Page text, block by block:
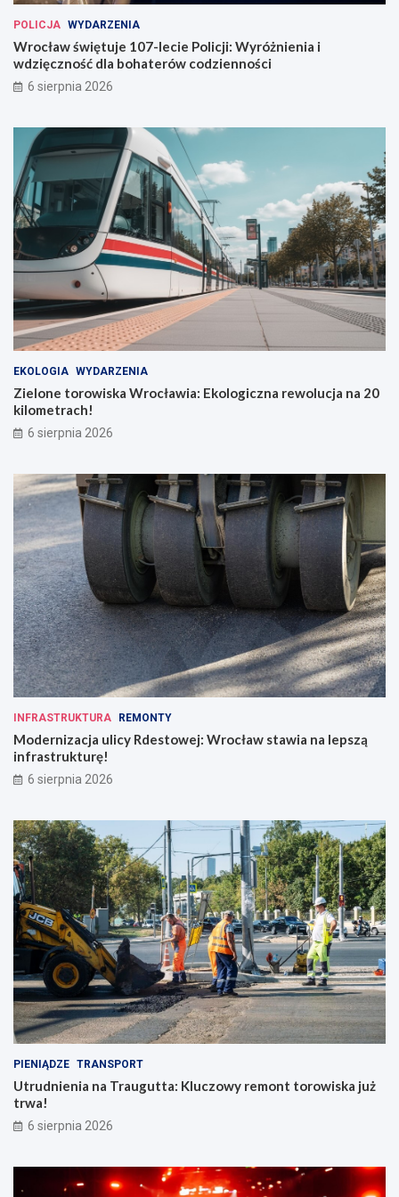
w
i
u
POLICJA WYDARZENIA
Wrocław świętuje 107-lecie Policji: Wyróżnienia i
wdzięczność dla bohaterów codzienności
6 sierpnia 2026
EKOLOGIA WYDARZENIA
Zielone torowiska Wrocławia: Ekologiczna rewolucja na 20
kilometrach!
6 sierpnia 2026
INFRASTRUKTURA REMONTY
Modernizacja ulicy Rdestowej: Wrocław stawia na lepszą
infrastrukturę!
6 sierpnia 2026
PIENIĄDZE TRANSPORT
Utrudnienia na Traugutta: Kluczowy remont torowiska już
trwa!
6 sierpnia 2026